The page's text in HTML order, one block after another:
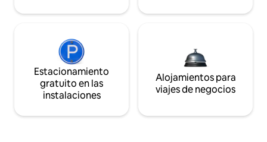
Estacionamiento
gratuito en las
instalaciones
Alojamientos para
viajes de negocios